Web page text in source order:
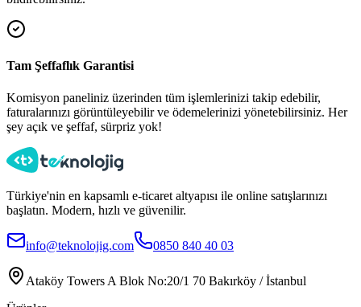
Tam Şeffaflık Garantisi
Komisyon paneliniz üzerinden tüm işlemlerinizi takip edebilir,
faturalarınızı görüntüleyebilir ve ödemelerinizi yönetebilirsiniz. Her
şey açık ve şeffaf, sürpriz yok!
Türkiye'nin en kapsamlı e-ticaret altyapısı ile online satışlarınızı
başlatın. Modern, hızlı ve güvenilir.
info@teknolojig.com 0850 840 40 03
Ataköy Towers A Blok No:20/1 70 Bakırköy / İstanbul